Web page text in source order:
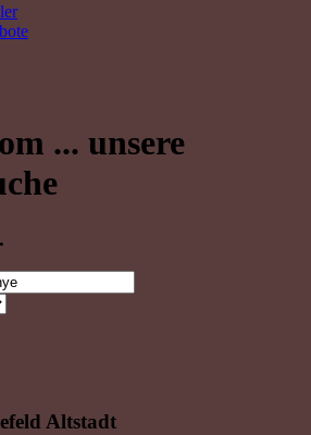
... unsere
Altstadt